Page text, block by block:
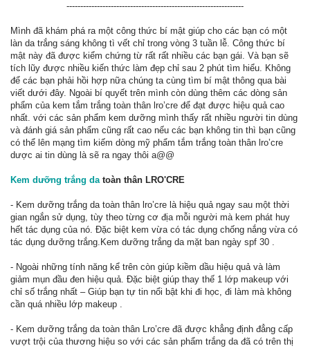
----------------------------------------------------------------​
Mình đã khám phá ra một công thức bí mật giúp cho các bạn có một
làn da trắng sáng không tì vết chỉ trong vòng 3 tuần lễ. Công thức bí
mật này đã được kiểm chứng từ rất rất nhiều các bạn gái. Và bạn sẽ
tích lũy được nhiều kiến thức làm đẹp chỉ sau 2 phút tìm hiểu. Không
để các bạn phải hồi hợp nữa chúng ta cùng tìm bí mật thông qua bài
viết dưới đây. Ngoài bí quyết trên mình còn dùng thêm các dòng sản
phẩm của kem tắm trắng toàn thân lro’cre để đạt được hiệu quả cao
nhất. với các sản phẩm kem dưỡng mình thấy rất nhiều người tin dùng
và đánh giá sản phẩm cũng rất cao nếu các bạn không tin thì bạn cũng
có thể lên mạng tìm kiếm dòng mỹ phẩm tắm trắng toàn thân lro’cre
dược ai tin dùng là sẽ ra ngay thôi a@@
Kem dưỡng trắng datoàn thân LRO'CRE
- Kem dưỡng trắng da toàn thân lro’cre là hiệu quả ngay sau một thời
gian ngắn sử dụng, tùy theo từng cơ địa mỗi người mà kem phát huy
hết tác dụng của nó. Đặc biệt kem vừa có tác dụng chống nắng vừa có
tác dụng dưỡng trắng.Kem dưỡng trắng da mặt ban ngày spf 30 .
- Ngoài những tính năng kể trên còn giúp kiềm dầu hiệu quả và làm
giảm mụn đầu đen hiệu quả. Đặc biệt giúp thay thế 1 lớp makeup với
chỉ số trắng nhất – Giúp bạn tự tin nổi bật khi đi học, đi làm mà không
cần quá nhiều lớp makeup .
- Kem dưỡng trắng da toàn thân Lro’cre đã được khẳng định đẳng cấp
vượt trội của thương hiệu so với các sản phẩm trắng da đã có trên thị